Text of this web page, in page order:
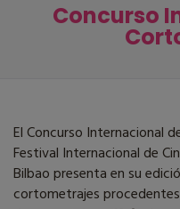
Concurso
El Concurso Internacional
Festival Internacional de
Bilbao presenta en su
cortometrajes procedentes